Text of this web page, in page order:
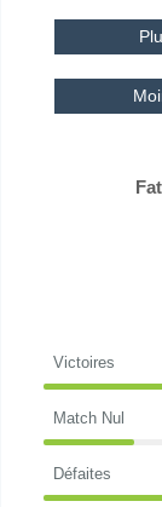
Victoires
Match Nul
Défaites